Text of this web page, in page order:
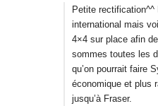
Petite rectification^^
international mais
4×4 sur place afin
sommes toutes les
qu’on pourrait faire
économique et plus
jusqu’à Fraser.